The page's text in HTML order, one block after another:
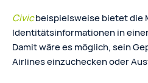
Civicbeispielsweise bietet die
Identitätsinformationen in
Damit wäre es möglich, sein
Airlines einzuchecken oder